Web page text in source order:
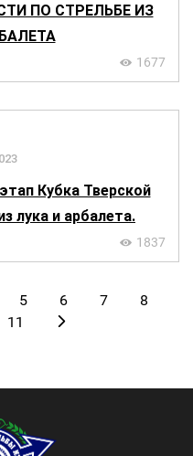
ПО СТРЕЛЬБЕ ИЗ
1677
Кубка Тверской
лука и арбалета.
1837
5 6 7
8
11